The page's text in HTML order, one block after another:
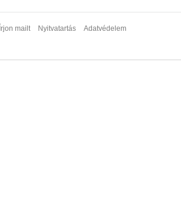
Írjon mailt Nyitvatartás Adatvédelem